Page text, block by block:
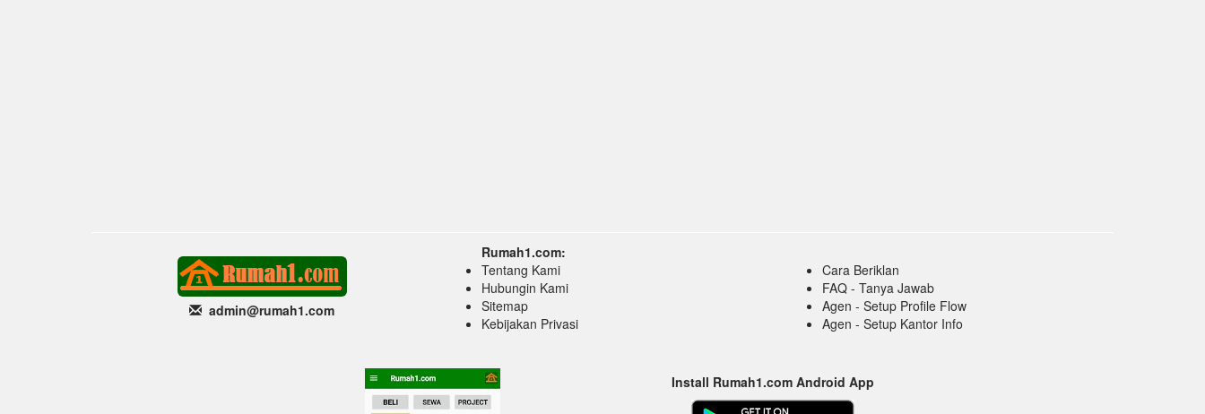
admin@rumah1.com
Rumah1.com:
Tentang Kami
Hubungin Kami
Sitemap
Kebijakan Privasi
Cara Beriklan
FAQ - Tanya Jawab
Agen - Setup Profile Flow
Agen - Setup Kantor Info
Install Rumah1.com Android App